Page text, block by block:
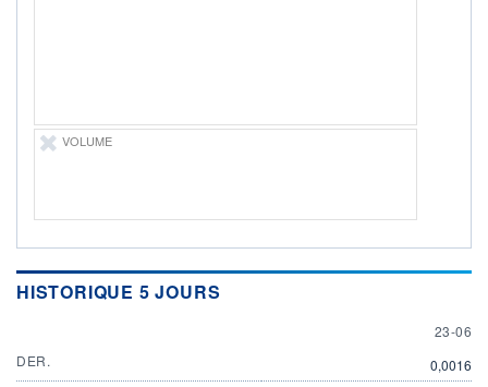
VOLUME
HISTORIQUE 5 JOURS
23
23-06
DER.
0,0016